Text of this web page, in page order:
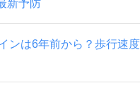
ンは6年前から？歩行速